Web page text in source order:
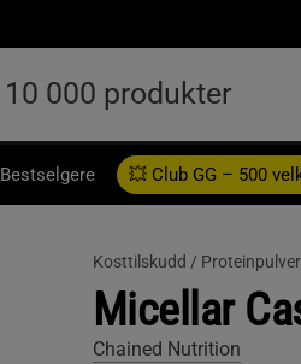
Bestselgere 💥 Club GG – 500
Kosttilskudd /
Micellar
Chained Nutrition